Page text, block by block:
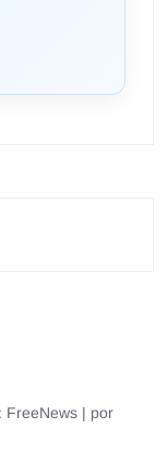
FreeNews | por